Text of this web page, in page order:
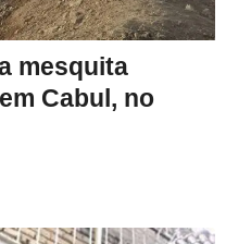
mesquita
Cabul, no